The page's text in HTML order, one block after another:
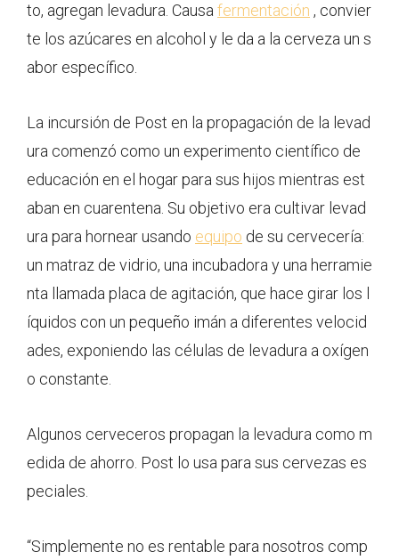
to, agregan levadura. Causafermentación , convier
te los azúcares en alcohol y le da a la cerveza un s
abor específico.
La incursión de Post en la propagación de la levad
ura comenzó como un experimento científico de
educación en el hogar para sus hijos mientras est
aban en cuarentena. Su objetivo era cultivar levad
ura para hornear usando equipo de su cervecería:
un matraz de vidrio, una incubadora y una herramie
nta llamada placa de agitación, que hace girar los l
íquidos con un pequeño imán a diferentes velocid
ades, exponiendo las células de levadura a oxígen
o constante.
Algunos cerveceros propagan la levadura como m
edida de ahorro. Post lo usa para sus cervezas es
peciales.
“Simplemente no es rentable para nosotros comp